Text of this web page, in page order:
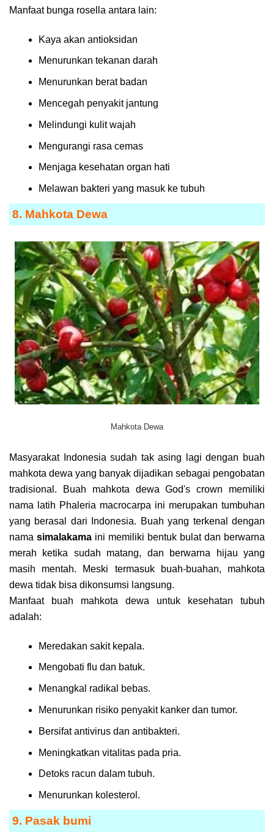
Manfaat bunga rosella antara lain:
Kaya akan antioksidan
Menurunkan tekanan darah
Menurunkan berat badan
Mencegah penyakit jantung
Melindungi kulit wajah
Mengurangi rasa cemas
Menjaga kesehatan organ hati
Melawan bakteri yang masuk ke tubuh
8. Mahkota Dewa
Mahkota Dewa
Masyarakat Indonesia sudah tak asing lagi dengan buah
mahkota dewa yang banyak dijadikan sebagai pengobatan
tradisional. Buah mahkota dewa God's crown memiliki
nama latih Phaleria macrocarpa ini merupakan tumbuhan
yang berasal dari Indonesia. Buah yang terkenal dengan
nama simalakama ini memiliki bentuk bulat dan berwarna
merah ketika sudah matang, dan berwarna hijau yang
masih mentah. Meski termasuk buah-buahan, mahkota
dewa tidak bisa dikonsumsi langsung.
Manfaat buah mahkota dewa untuk kesehatan tubuh
adalah:
Meredakan sakit kepala.
Mengobati flu dan batuk.
Menangkal radikal bebas.
Menurunkan risiko penyakit kanker dan tumor.
Bersifat antivirus dan antibakteri.
Meningkatkan vitalitas pada pria.
Detoks racun dalam tubuh.
Menurunkan kolesterol.
9. Pasak bumi